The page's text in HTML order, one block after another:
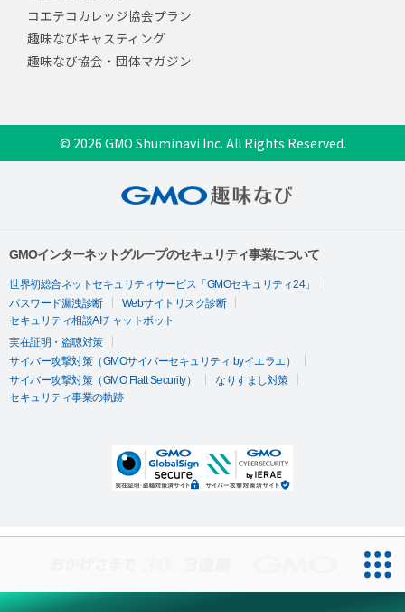
コエテコカレッジ協会プラン
趣味なびキャスティング
趣味なび協会・団体マガジン
© 2026 GMO Shuminavi Inc. All Rights Reserved.